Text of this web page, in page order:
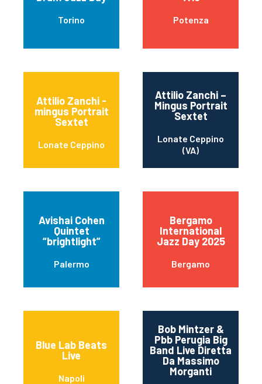
Torino Potenza
Attilio Zanchi -
mingus Portrait
Sextet
Lonate Ceppino
Attilio Zanchi –
Mingus Portrait
Sextet
Lonate Ceppino
(VA)
Avishai Cohen
Quintet
“brightlight”
Palermo
Bergamo
International
Jazz Day 2025
Bergamo
Blue Lab Beats
Live
Napoli
Bob Mintzer &
Pbb Perugia Big
Band Live Diretta
Da Massimo
Morganti